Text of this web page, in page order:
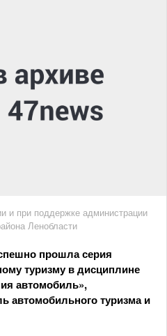
и при поддержке администрации
Ленобласти
прошла серия
туризму в дисциплине
автомобиль»,
автомобильного туризма и